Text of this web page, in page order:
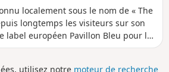
localement sous le nom de « The
longtemps les visiteurs sur son
label européen Pavillon Bleu pour la
gestion de sa plage et de ses
utilisez notre moteur de recherche